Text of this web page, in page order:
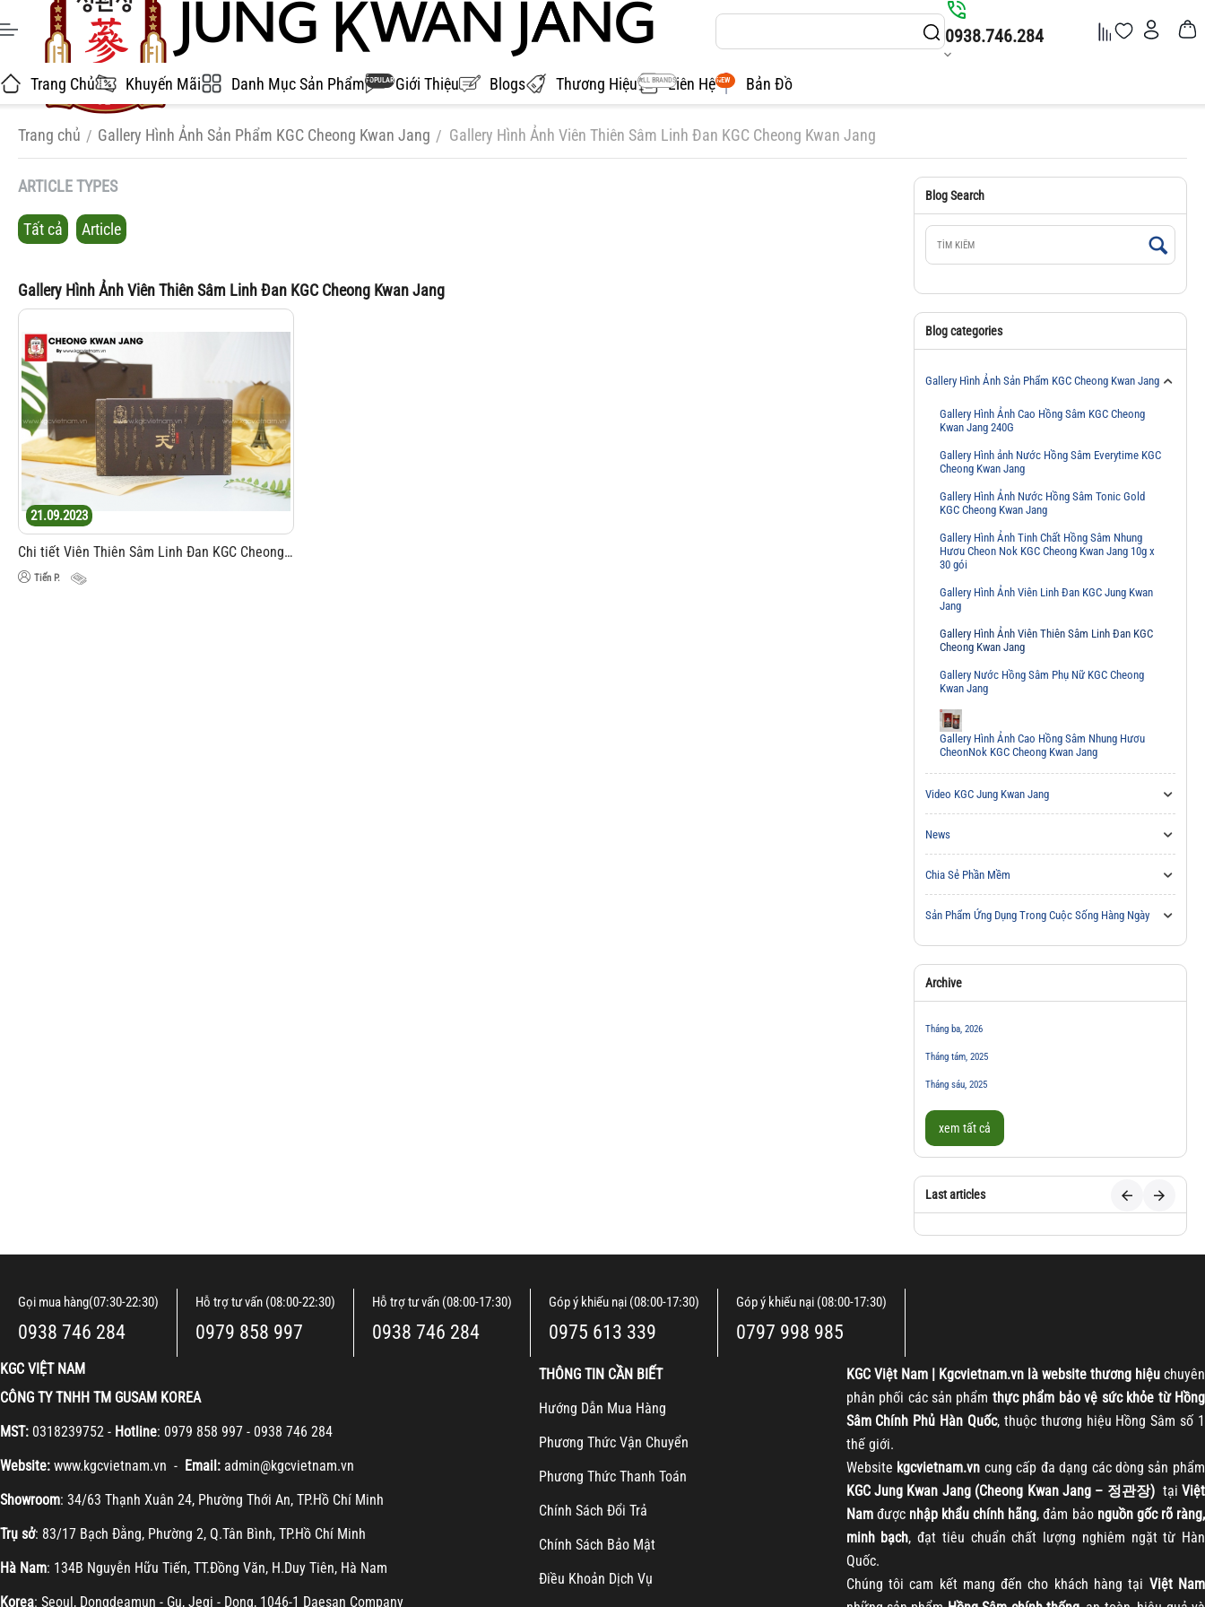
0938.746.284
Trang Chủ Khuyến Mãi Danh Mục Sản Phẩm POPULAR Giới Thiệu Blogs Thương Hiệu ALL BRANDSLiên HệNEW Bản Đồ
Trang chủ / Gallery Hình Ảnh Sản Phẩm KGC Cheong Kwan Jang / Gallery Hình Ảnh Viên Thiên Sâm Linh Đan KGC Cheong Kwan Jang
ARTICLE TYPES
Tất cả Article
Gallery Hình Ảnh Viên Thiên Sâm Linh Đan KGC Cheong Kwan Jang
21.09.2023
Chi tiết Viên Thiên Sâm Linh Đan KGC Cheong Kwan Jang 4g x 3 viên
Tiến P.
Blog Search
Blog categories
Gallery Hình Ảnh Sản Phẩm KGC Cheong Kwan Jang
Gallery Hình Ảnh Cao Hồng Sâm KGC Cheong
Kwan Jang 240G
Gallery Hình ảnh Nước Hồng Sâm Everytime KGC
Cheong Kwan Jang
Gallery Hình Ảnh Nước Hồng Sâm Tonic Gold
KGC Cheong Kwan Jang
Gallery Hình Ảnh Tinh Chất Hồng Sâm Nhung
Hươu Cheon Nok KGC Cheong Kwan Jang 10g x
30 gói
Gallery Hình Ảnh Viên Linh Đan KGC Jung Kwan
Jang
Gallery Hình Ảnh Viên Thiên Sâm Linh Đan KGC
Cheong Kwan Jang
Gallery Nước Hồng Sâm Phụ Nữ KGC Cheong
Kwan Jang
Gallery Hình Ảnh Cao Hồng Sâm Nhung Hươu
CheonNok KGC Cheong Kwan Jang
Video KGC Jung Kwan Jang
News
Chia Sẻ Phần Mềm
Sản Phẩm Ứng Dụng Trong Cuộc Sống Hàng Ngày
Archive
Tháng ba, 2026
Tháng tám, 2025
Tháng sáu, 2025
xem tất cả
Last articles
Gọi mua hàng(07:30-22:30)
0938 746 284
Hỗ trợ tư vấn (08:00-22:30)
0979 858 997
Hỗ trợ tư vấn (08:00-17:30)
0938 746 284
Góp ý khiếu nại (08:00-17:30)
0975 613 339
Góp ý khiếu nại (08:00-17:30)
0797 998 985
KGC VIỆT NAM
CÔNG TY TNHH TM GUSAM KOREA
MST: 0318239752 - Hotline: 0979 858 997 - 0938 746 284
Website: www.kgcvietnam.vn - Email: admin@kgcvietnam.vn
Showroom: 34/63 Thạnh Xuân 24, Phường Thới An, TP.Hồ Chí Minh
Trụ sở: 83/17 Bạch Đằng, Phường 2, Q.Tân Bình, TP.Hồ Chí Minh
Hà Nam: 134B Nguyễn Hữu Tiến, TT.Đồng Văn, H.Duy Tiên, Hà Nam
Korea: Seoul, Dongdeamun - Gu, Jegi - Dong, 1046-1 Daesan Company
THÔNG TIN CẦN BIẾT
Hướng Dẫn Mua Hàng
Phương Thức Vận Chuyển
Phương Thức Thanh Toán
Chính Sách Đổi Trả
Chính Sách Bảo Mật
Điều Khoản Dịch Vụ
KGC Việt Nam | Kgcvietnam.vn là website thương hiệu chuyên
phân phối các sản phẩm thực phẩm bảo vệ sức khỏe từ Hồng
Sâm Chính Phủ Hàn Quốc, thuộc thương hiệu Hồng Sâm số 1
thế giới.
Website kgcvietnam.vn cung cấp đa dạng các dòng sản phẩm
KGC Jung Kwan Jang (Cheong Kwan Jang – 정관장)tại Việt
Namđược nhập khẩu chính hãng, đảm bảo nguồn gốc rõ ràng,
minh bạch, đạt tiêu chuẩn chất lượng nghiêm ngặt từ Hàn
Quốc.
Chúng tôi cam kết mang đến cho khách hàng tại Việt Nam